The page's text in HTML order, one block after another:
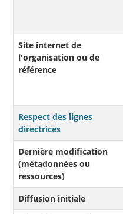
Site internet de
l'organisation ou de
référence
Respect des lignes
directrices
Dernière modification
(métadonnées ou
ressources)
Diffusion initiale